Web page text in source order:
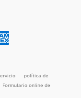
política de
Formulario online de